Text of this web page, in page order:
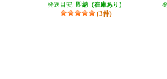
発送目安: 即納（在庫あり）
(3件)